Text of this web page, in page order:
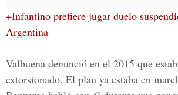
+Infantino prefiere jugar duelo
Argentina
Valbuena denunció en el 2015 que
extorsionado. El plan ya estaba en